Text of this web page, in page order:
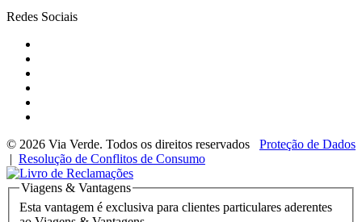
Redes Sociais
© 2026 Via Verde. Todos os direitos reservados
Proteção de Dados
| Resolução de Conflitos de Consumo
Viagens & Vantagens
Esta vantagem é exclusiva para clientes particulares aderentes